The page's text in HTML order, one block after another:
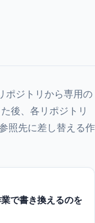
ポジトリから専用の
後、各リポジトリ
照先に差し替える作
で書き換えるのを